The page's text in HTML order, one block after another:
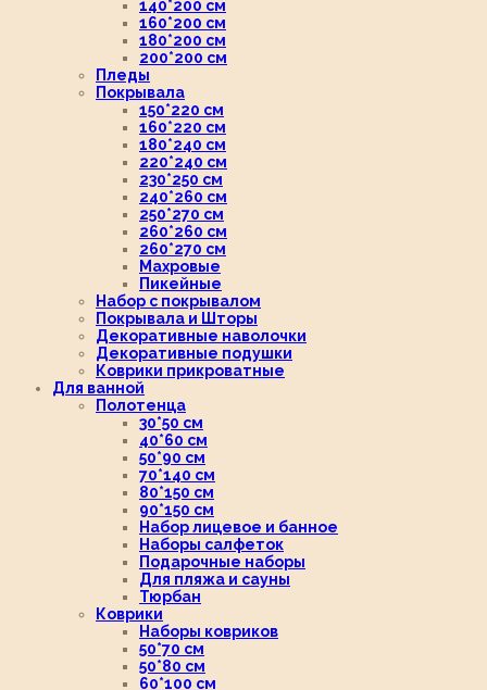
140*200 см
160*200 см
180*200 см
200*200 см
Пледы
Покрывала
150*220 см
160*220 см
180*240 см
220*240 см
230*250 см
240*260 см
250*270 см
260*260 см
260*270 см
Махровые
Пикейные
Набор с покрывалом
Покрывала и Шторы
Декоративные наволочки
Декоративные подушки
Коврики прикроватные
Для ванной
Полотенца
30*50 см
40*60 см
50*90 см
70*140 см
80*150 см
90*150 см
Набор лицевое и банное
Наборы салфеток
Подарочные наборы
Для пляжа и сауны
Тюрбан
Коврики
Наборы ковриков
50*70 см
50*80 см
60*100 см